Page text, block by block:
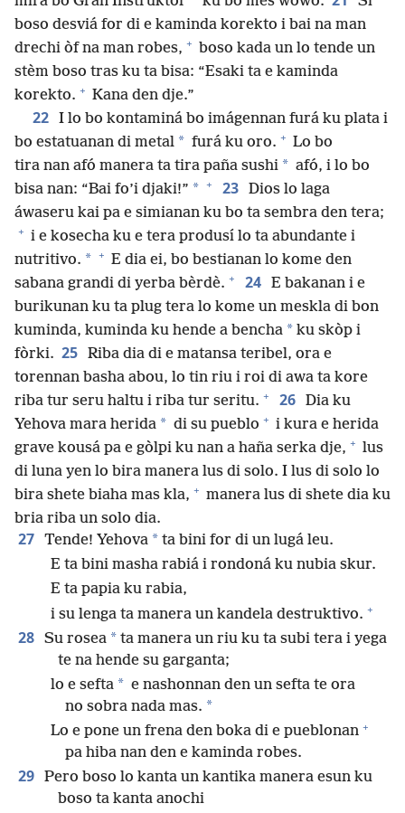
boso desviá for di e kaminda korekto i bai na man
drechi òf na man robes, + boso kada un lo tende un
stèm boso tras ku ta bisa: “Esaki ta e kaminda
korekto. + Kana den dje.”
22 I lo bo kontaminá bo imágennan furá ku plata i
bo estatuanan di metal * furá ku oro. + Lo bo
tira nan afó manera ta tira paña sushi * afó, i lo bo
bisa nan: “Bai fo’i djaki!” * + 23 Dios lo laga
áwaseru kai pa e simianan ku bo ta sembra den tera;
+ i e kosecha ku e tera produsí lo ta abundante i
nutritivo. * + E dia ei, bo bestianan lo kome den
sabana grandi di yerba bèrdè. + 24 E bakanan i e
burikunan ku ta plug tera lo kome un meskla di bon
kuminda, kuminda ku hende a bencha * ku skòp i
fòrki. 25 Riba dia di e matansa teribel, ora e
torennan basha abou, lo tin riu i roi di awa ta kore
riba tur seru haltu i riba tur seritu. + 26 Dia ku
Yehova mara herida * di su pueblo + i kura e herida
grave kousá pa e gòlpi ku nan a haña serka dje, + lus
di luna yen lo bira manera lus di solo. I lus di solo lo
bira shete biaha mas kla, + manera lus di shete dia ku
bria riba un solo dia.
27 Tende! Yehova * ta bini for di un lugá leu.
E ta bini masha rabiá i rondoná ku nubia skur.
E ta papia ku rabia,
i su lenga ta manera un kandela destruktivo. +
28 Su rosea * ta manera un riu ku ta subi tera i yega
te na hende su garganta;
lo e sefta * e nashonnan den un sefta te ora
no sobra nada mas. *
Lo e pone un frena den boka di e pueblonan +
pa hiba nan den e kaminda robes.
29 Pero boso lo kanta un kantika manera esun ku
boso ta kanta anochi